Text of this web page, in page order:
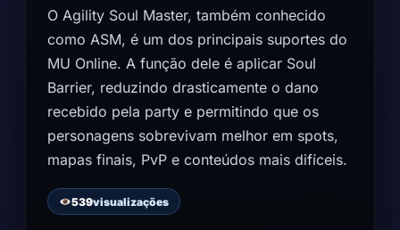
O Agility Soul Master, também conhecido
como ASM, é um dos principais suportes do
MU Online. A função dele é aplicar Soul
Barrier, reduzindo drasticamente o dano
recebido pela party e permitindo que os
personagens sobrevivam melhor em spots,
mapas finais, PvP e conteúdos mais difíceis.
539visualizações